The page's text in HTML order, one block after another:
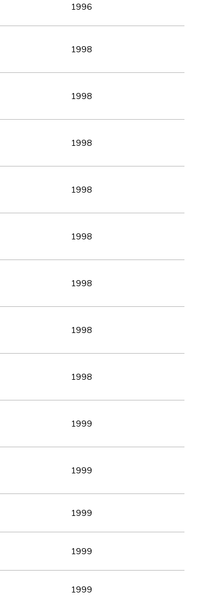
1996
1998
1998
1998
1998
1998
1998
1998
1998
1999
1999
1999
1999
1999